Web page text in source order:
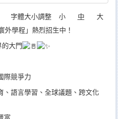
字體大小調整 小 中
大
外學程」熱烈招生中！
大門
際競爭力
、語言學習、全球議題、跨文化